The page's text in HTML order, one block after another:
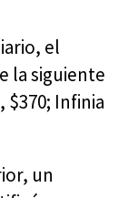
el
la siguiente
$370; Infinia
un